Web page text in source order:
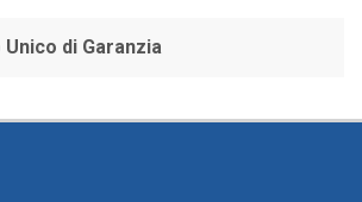
di Garanzia